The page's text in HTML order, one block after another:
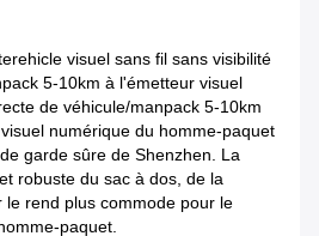
visuel sans fil sans visibilité
5-10km à l'émetteur visuel
de véhicule/manpack 5-10km
numérique du homme-paquet
garde sûre de Shenzhen. La
robuste du sac à dos, de la
le rend plus commode pour le
paquet.